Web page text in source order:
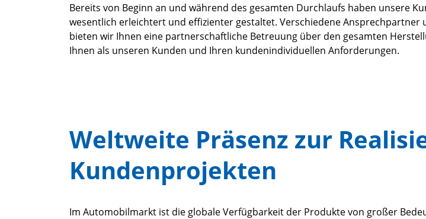
Bereits von Beginn an und während des gesamten Durchlaufs haben unsere
wesentlich erleichtert und effizienter gestaltet. Verschiedene Ansprechpartner
bieten wir Ihnen eine partnerschaftliche Betreuung über den gesamten
Ihnen als unseren Kunden und Ihren kundenindividuellen Anforderungen.
Weltweite Präsenz zur
Kundenprojekten
Im Automobilmarkt ist die globale Verfügbarkeit der Produkte von großer